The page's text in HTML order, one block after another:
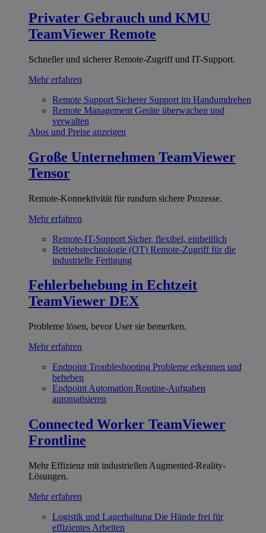
Privater Gebrauch und KMU
TeamViewer Remote
Schneller und sicherer Remote-Zugriff und IT-Support.
Mehr erfahren
Remote Support Sicherer Support im Handumdrehen
Remote Management Geräte überwachen und
verwalten
Abos und Preise anzeigen
Große Unternehmen TeamViewer
Tensor
Remote-Konnektivität für rundum sichere Prozesse.
Mehr erfahren
Remote-IT-Support Sicher, flexibel, einheitlich
Betriebstechnologie (OT) Remote-Zugriff für die
industrielle Fertigung
Fehlerbehebung in Echtzeit
TeamViewer DEX
Probleme lösen, bevor User sie bemerken.
Mehr erfahren
Endpoint Troubleshooting Probleme erkennen und
beheben
Endpoint Automation Routine-Aufgaben
automatisieren
Connected Worker TeamViewer
Frontline
Mehr Effizienz mit industriellen Augmented-Reality-
Lösungen.
Mehr erfahren
Logistik und Lagerhaltung Die Hände frei für
effizientes Arbeiten